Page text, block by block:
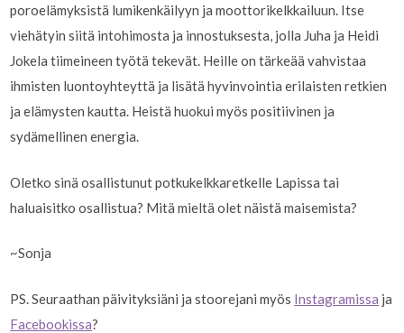
poroelämyksistä lumikenkäilyyn ja moottorikelkkailuun. Itse
viehätyin siitä intohimosta ja innostuksesta, jolla Juha ja Heidi
Jokela tiimeineen työtä tekevät. Heille on tärkeää vahvistaa
ihmisten luontoyhteyttä ja lisätä hyvinvointia erilaisten retkien
ja elämysten kautta. Heistä huokui myös positiivinen ja
sydämellinen energia.
Oletko sinä osallistunut potkukelkkaretkelle Lapissa tai
haluaisitko osallistua? Mitä mieltä olet näistä maisemista?
~Sonja
PS. Seuraathan päivityksiäni ja stoorejani myös Instagramissa ja
Facebookissa?